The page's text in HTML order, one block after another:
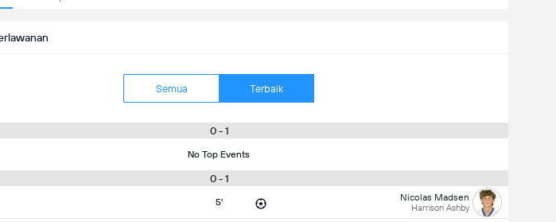
Semua Terbaik
0 - 1
No Top Events
0 - 1
5' Nicolas Madsen
Harrison Ashby